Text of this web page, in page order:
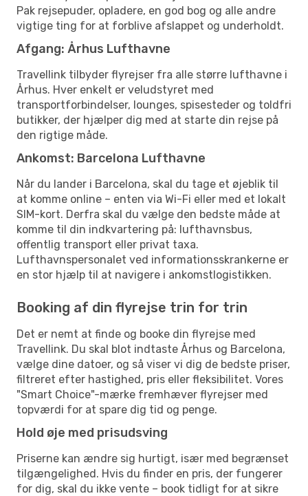
Pak rejsepuder, opladere, en god bog og alle andre
vigtige ting for at forblive afslappet og underholdt.
Afgang: Århus Lufthavne
Travellink tilbyder flyrejser fra alle større lufthavne i
Århus. Hver enkelt er veludstyret med
transportforbindelser, lounges, spisesteder og toldfri
butikker, der hjælper dig med at starte din rejse på
den rigtige måde.
Ankomst: Barcelona Lufthavne
Når du lander i Barcelona, skal du tage et øjeblik til
at komme online – enten via Wi-Fi eller med et lokalt
SIM-kort. Derfra skal du vælge den bedste måde at
komme til din indkvartering på: lufthavnsbus,
offentlig transport eller privat taxa.
Lufthavnspersonalet ved informationsskrankerne er
en stor hjælp til at navigere i ankomstlogistikken.
Booking af din flyrejse trin for trin
Det er nemt at finde og booke din flyrejse med
Travellink. Du skal blot indtaste Århus og Barcelona,
vælge dine datoer, og så viser vi dig de bedste priser,
filtreret efter hastighed, pris eller fleksibilitet. Vores
"Smart Choice"-mærke fremhæver flyrejser med
topværdi for at spare dig tid og penge.
Hold øje med prisudsving
Priserne kan ændre sig hurtigt, især med begrænset
tilgængelighed. Hvis du finder en pris, der fungerer
for dig, skal du ikke vente – book tidligt for at sikre